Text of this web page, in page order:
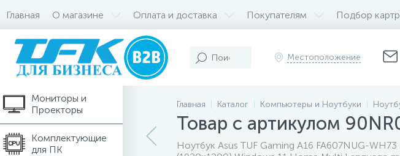
Главная О магазине Оплата и доставка Покупателям Подбор
Местоположение
Компьютеры и
Ноутбуки
Мониторы и
Проекторы
Комплектующие
для ПК
Главная Каталог Компьютеры и Ноутбуки
Товар с артикулом
Ноутбук Asus TUF Gaming A16 FA607NUG-